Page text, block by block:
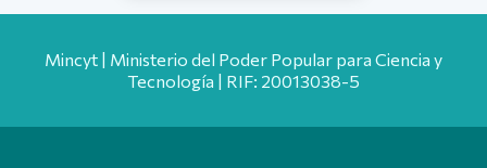
Mincyt | Ministerio del Poder Popular para Ciencia y
Tecnología | RIF: 20013038-5